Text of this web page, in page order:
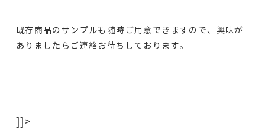
既存商品のサンプルも随時ご用意できますので、興味が
ありましたらご連絡お待ちしております。
]]>